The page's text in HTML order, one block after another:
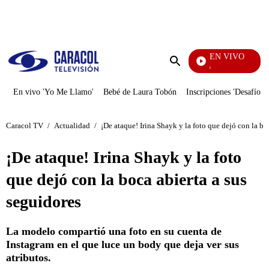
Enviar
EN VIVO
También Caerás
En vivo 'Yo Me Llamo' Bebé de Laura Tobón Inscripciones 'Desafío'
Caracol TV / Actualidad / ¡De ataque! Irina Shayk y la foto que dejó con la
¡De ataque! Irina Shayk y la foto
que dejó con la boca abierta a sus
seguidores
La modelo compartió una foto en su cuenta de
Instagram en el que luce un body que deja ver sus
atributos.